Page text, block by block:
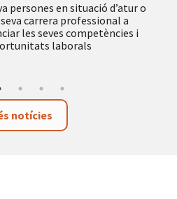
persones en situació d’atur o
carrera professional a
les seves competències i
laborals
notícies